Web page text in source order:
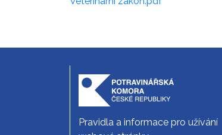
Pravidla a informace pro užívání